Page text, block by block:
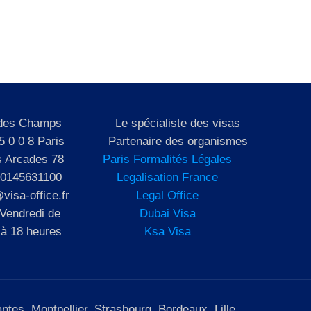
Champs
0 0 8 Paris
Arcades 78
office.fr
de
18 heures
Le spécialiste des visas
Partenaire des organismes
Paris Formalités Légales
Legalisation France
Legal Office
Dubai Visa
Ksa Visa